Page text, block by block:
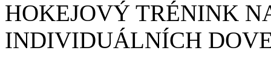
HOKEJOVÝ TRÉNINK
INDIVIDUÁLNÍCH